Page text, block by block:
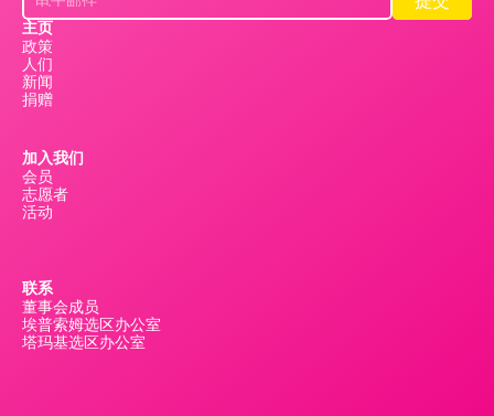
主页
政策
人们
新闻
捐赠
加入我们
会员
志愿者
活动
联系
董事会成员
埃普索姆选区办公室
塔玛基选区办公室